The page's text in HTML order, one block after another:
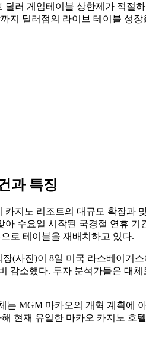
러 게임테이블 상한제가 적절
지 딜러점의 라이브 테이블 성
과 특징
지노 리조트의 대규모 확장과
아 수요일 시작된 국경절 연휴
로 테이블을 재배치하고 있다.
(사진)이 8일 미국 라스베이거
감소했다. 투자 분석가들은 대
는 MGM 마카오의 개혁 계획에
현재 유일한 마카오 카지노